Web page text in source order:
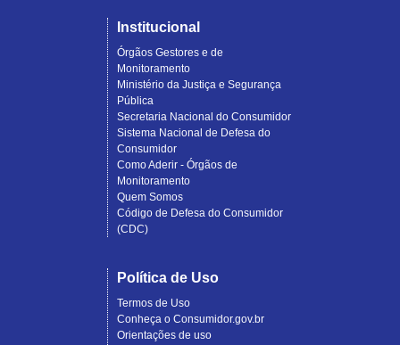
Institucional
Órgãos Gestores e de
Monitoramento
Ministério da Justiça e Segurança
Pública
Secretaria Nacional do Consumidor
Sistema Nacional de Defesa do
Consumidor
Como Aderir - Órgãos de
Monitoramento
Quem Somos
Código de Defesa do Consumidor
(CDC)
Política de Uso
Termos de Uso
Conheça o Consumidor.gov.br
Orientações de uso